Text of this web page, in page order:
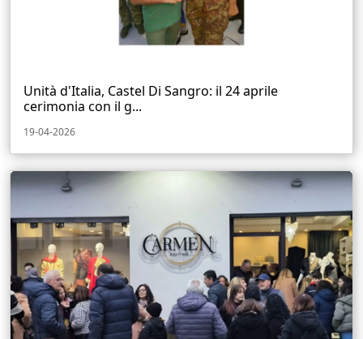
Unità d'Italia, Castel Di Sangro: il 24 aprile
cerimonia con il g...
19-04-2026